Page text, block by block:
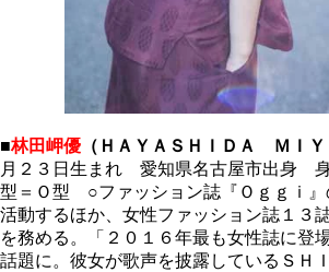
■林田岬優 （ＨＡＹＡＳＨＩＤＡ ＭＩＹ
月２３日生まれ 愛知県名古屋市出身
型＝Ｏ型 ○ファッション誌『Ｏｇｇｉ』
活動するほか、女性ファッション誌１３
を務める。「２０１６年最も女性誌に登
話題に。彼女が歌声を披露しているＳＨ